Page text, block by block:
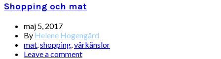
Shopping och mat
maj 5, 2017
By Helene Hogengård
mat shopping vårkänslor
Leave a comment